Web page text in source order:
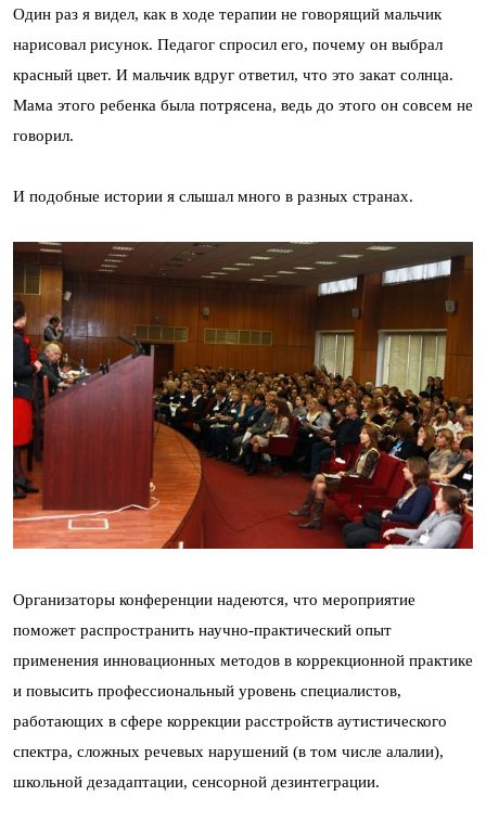
Один раз я видел, как в ходе терапии не говорящий мальчик
нарисовал рисунок. Педагог спросил его, почему он выбрал
красный цвет. И мальчик вдруг ответил, что это закат солнца.
Мама этого ребенка была потрясена, ведь до этого он совсем не
говорил.
И подобные истории я слышал много в разных странах.
Организаторы конференции надеются, что мероприятие
поможет распространить научно-практический опыт
применения инновационных методов в коррекционной практике
и повысить профессиональный уровень специалистов,
работающих в сфере коррекции расстройств аутистического
спектра, сложных речевых нарушений (в том числе алалии),
школьной дезадаптации, сенсорной дезинтеграции.